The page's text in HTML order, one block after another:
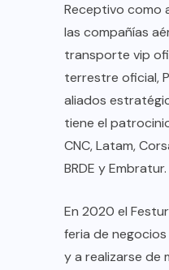
Receptivo como
las compañías
transporte vip
terrestre oficial,
aliados
tiene el
CNC, Latam,
BRDE y Embratur.
En 2020 el
feria de
y a realizarse de